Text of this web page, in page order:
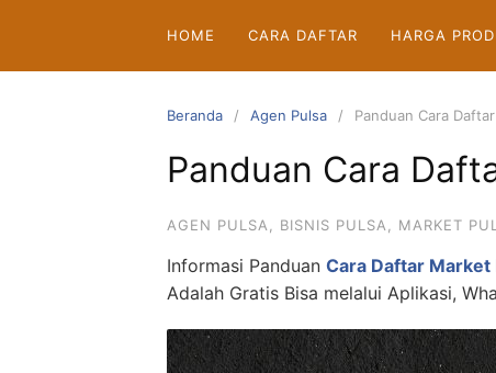
konten
HOME CARA DAFTAR HARGA
Beranda Agen Pulsa Panduan Cara
Panduan Cara
AGEN PULSA BISNIS PULSA MARKET
Informasi Panduan Cara Daftar Market
Adalah Gratis Bisa melalui Aplikasi,